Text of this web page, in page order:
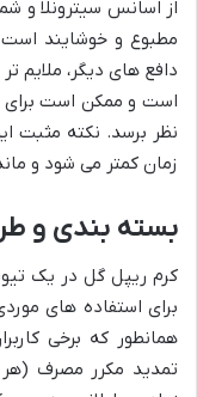
از اسانس سیترونلا و
مطبوع و خوشایند
دافع های دیگر، ملایم
است و ممکن است برای
نظر برسد. نکته مثبت
زمان کمتر می شود و
بسته بندی و
برای استفاده های
همانطور که برخی